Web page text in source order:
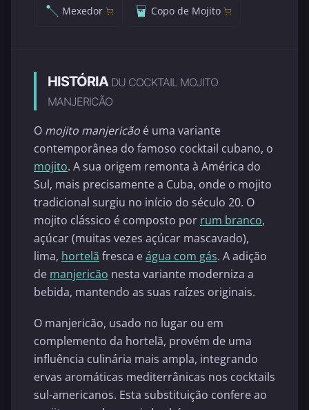
Mexedor Copo de Mojito
HISTÓRIA DU COCKTAIL MOJITO
MANJERICÃO
O mojito manjericão é uma variante
contemporânea do famoso cocktail cubano, o
mojito. A sua origem remonta à América do
Sul, mais precisamente a Cuba, onde o mojito
tradicional surgiu no início do século 20. O
mojito clássico é composto por rum branco,
açúcar (muitas vezes açúcar mascavado),
lima, hortelã fresca eágua com gás. A adição
de manjericão nesta variante moderniza a
bebida, mantendo as suas raízes originais.
O manjericão, usado no lugar ou em
complemento da hortelã, provém de uma
influência culinária mais ampla, integrando
ervas aromáticas mediterrânicas nos cocktails
sul-americanos. Esta substituição confere ao